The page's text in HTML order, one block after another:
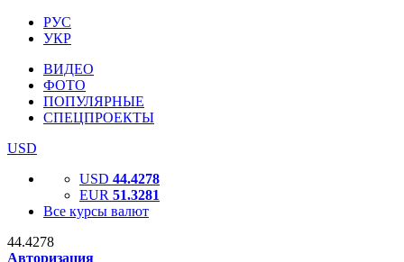
РУС
УКР
ВИДЕО
ФОТО
ПОПУЛЯРНЫЕ
СПЕЦПРОЕКТЫ
USD
USD 44.4278
EUR 51.3281
Все курсы валют
44.4278
Авторизация